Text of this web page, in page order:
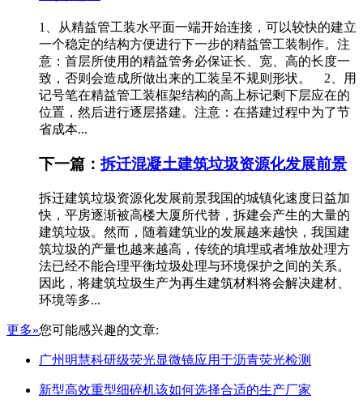
1、从精益管工装水平面一端开始连接，可以较快的建立
一个稳定的结构方便进行下一步的精益管工装制作。注
意：首层所使用的精益管务必保证长、宽、高的长度一
致，否则会造成所做出来的工装呈不规则形状。 2、用
记号笔在精益管工装框架结构的高上标记剩下层应在的
位置，然后进行逐层搭建。注意：在搭建过程中为了节
省成本...
下一篇：拆迁混凝土建筑垃圾资源化发展前景
拆迁建筑垃圾资源化发展前景我国的城镇化速度日益加
快，平房逐渐被高楼大厦所代替，拆建会产生的大量的
建筑垃圾。然而，随着建筑业的发展越来越快，我国建
筑垃圾的产量也越来越高，传统的填埋或者堆放处理方
法已经不能合理平衡垃圾处理与环境保护之间的关系。
因此，将建筑垃圾生产为再生建筑材料将会解决建材、
环境等多...
更多»您可能感兴趣的文章:
广州明慧科研级荧光显微镜应用于沥青荧光检测
新型高效重型细碎机该如何选择合适的生产厂家